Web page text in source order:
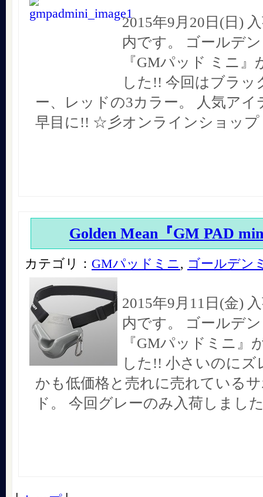
2015年9月20日(日)
内です。 ゴールデ
『GMパッド ミニ
した!! 今回はブラッ
ー、レッドの3カラー。 人気ア
早目に!! ☆彡オンラインショップ
Golden Mean『GM PAD
カテゴリ： GMパッドミニ, ゴールデン
2015年9月11日(金)
内です。 ゴールデ
『GMパッドミニ』
した!! 小さいのにズ
かも低価格と売れに売れている
ド。 今回グレーのみ入荷しまし